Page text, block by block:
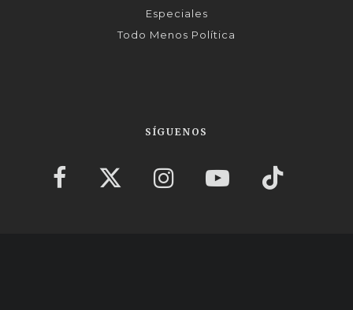
Especiales
Todo Menos Política
SÍGUENOS